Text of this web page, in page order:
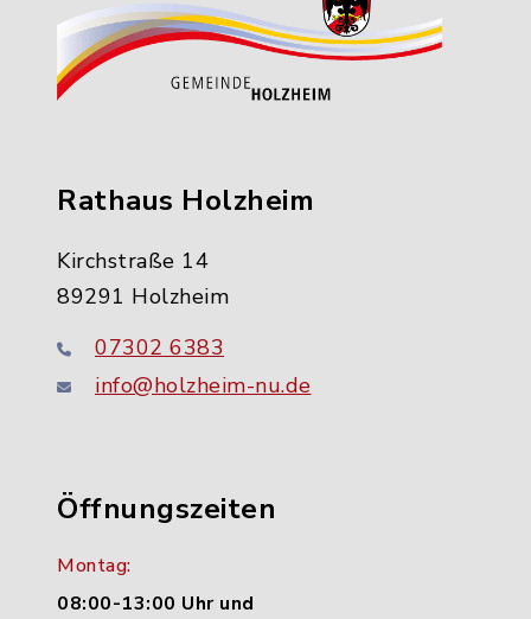
Rathaus Holzheim
Kirchstraße 14
89291 Holzheim
07302 6383
info@holzheim-nu.de
Öffnungszeiten
Montag:
08:00-13:00 Uhr und